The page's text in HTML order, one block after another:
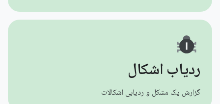
ردیاب اشکال
گزارش یک مشکل و ردیابی اشکالات